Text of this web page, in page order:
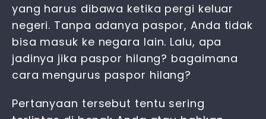
yang harus dibawa ketika pergi keluar
negeri. Tanpa adanya paspor, Anda tidak
bisa masuk ke negara lain. Lalu, apa
jadinya jika paspor hilang? bagaimana
cara mengurus paspor hilang?
Pertanyaan tersebut tentu sering